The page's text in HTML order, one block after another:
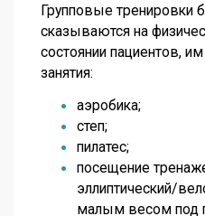
Групповые тренировки
сказываются на
состоянии пациентов,
занятия:
аэробика;
степ;
пилатес;
посещение
эллиптический/
малым весом под